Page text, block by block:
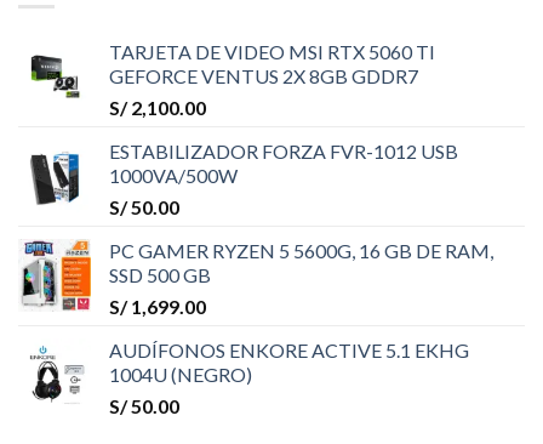
TARJETA DE VIDEO MSI RTX 5060 TI
GEFORCE VENTUS 2X 8GB GDDR7
S/2,100.00
ESTABILIZADOR FORZA FVR-1012 USB
1000VA/500W
S/50.00
PC GAMER RYZEN 5 5600G, 16 GB DE RAM,
SSD 500 GB
S/1,699.00
AUDÍFONOS ENKORE ACTIVE 5.1 EKHG
1004U (NEGRO)
S/50.00